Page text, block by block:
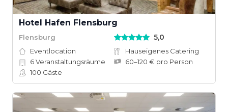
Hotel Hafen Flensburg
Flensburg 5,0
Eventlocation
Hauseigenes Catering
6Veranstaltungsräume
60–120 € pro Person
100 Gäste